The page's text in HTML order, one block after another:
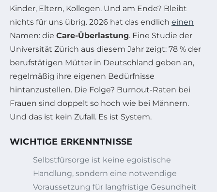
Kinder, Eltern, Kollegen. Und am Ende? Bleibt
nichts für uns übrig. 2026 hat das endlich einen
Namen: die Care-Überlastung. Eine Studie der
Universität Zürich aus diesem Jahr zeigt: 78 % der
berufstätigen Mütter in Deutschland geben an,
regelmäßig ihre eigenen Bedürfnisse
hintanzustellen. Die Folge? Burnout-Raten bei
Frauen sind doppelt so hoch wie bei Männern.
Und das ist kein Zufall. Es ist System.
WICHTIGE ERKENNTNISSE
Selbstfürsorge ist keine egoistische
Handlung, sondern eine notwendige
Voraussetzung für langfristige Gesundheit